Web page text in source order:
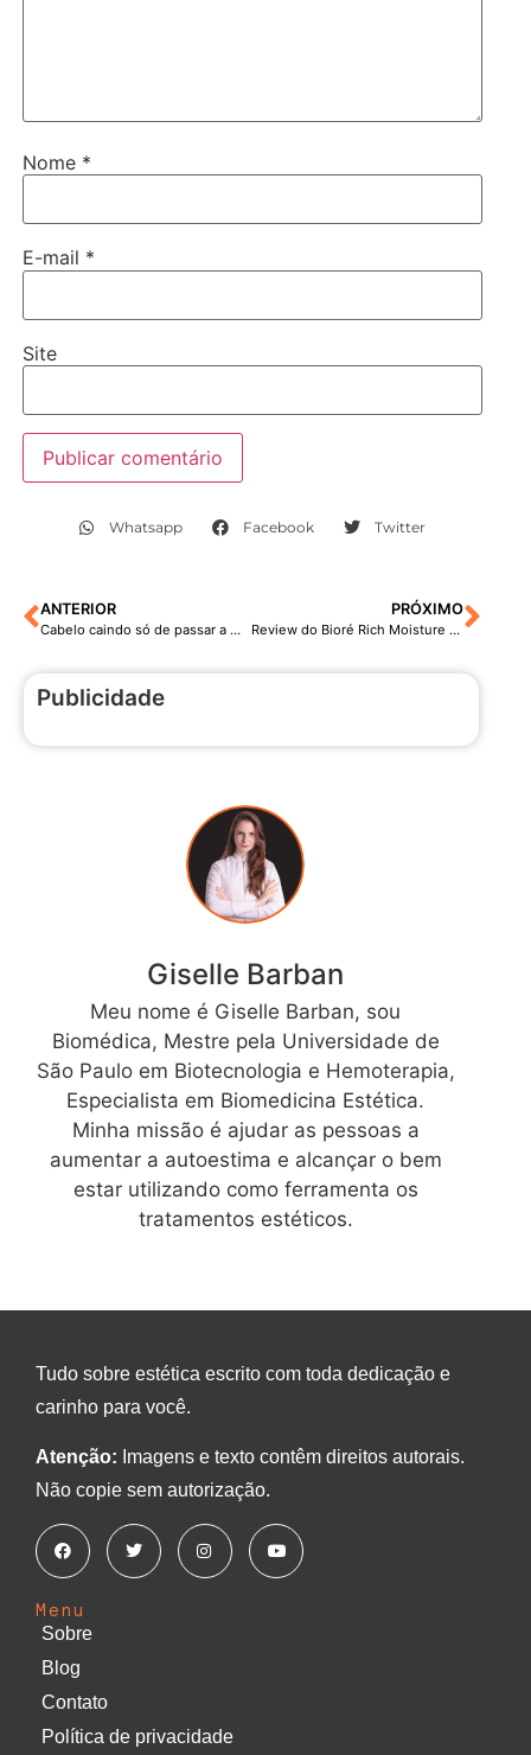
Nome *
E-mail *
Site
Whatsapp Facebook Twitter
ANTERIOR
Cabelo caindo só de passar a mão
PRÓXIMO
Review do Bioré Rich Moisture Jelly Lotion
Publicidade
Giselle Barban
Meu nome é Giselle Barban, sou
Biomédica, Mestre pela Universidade de
São Paulo em Biotecnologia e Hemoterapia,
Especialista em Biomedicina Estética.
Minha missão é ajudar as pessoas a
aumentar a autoestima e alcançar o bem
estar utilizando como ferramenta os
tratamentos estéticos.
Tudo sobre estética escrito com toda dedicação e
carinho para você.
Atenção: Imagens e texto contêm direitos autorais.
Não copie sem autorização.
Menu
Sobre
Blog
Contato
Política de privacidade